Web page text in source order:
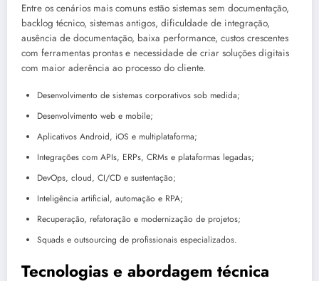
Entre os cenários mais comuns estão sistemas sem documentação,
backlog técnico, sistemas antigos, dificuldade de integração,
ausência de documentação, baixa performance, custos crescentes
com ferramentas prontas e necessidade de criar soluções digitais
com maior aderência ao processo do cliente.
Desenvolvimento de sistemas corporativos sob medida;
Desenvolvimento web e mobile;
Aplicativos Android, iOS e multiplataforma;
Integrações com APIs, ERPs, CRMs e plataformas legadas;
DevOps, cloud, CI/CD e sustentação;
Inteligência artificial, automação e RPA;
Recuperação, refatoração e modernização de projetos;
Squads e outsourcing de profissionais especializados.
Tecnologias e abordagem técnica